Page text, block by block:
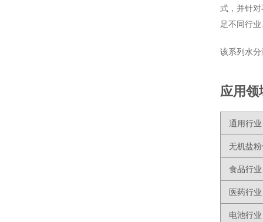
式，并针
足不同行
该系列水
应用领
通用行业
无机盐
食品行业
医药行业
电池行业